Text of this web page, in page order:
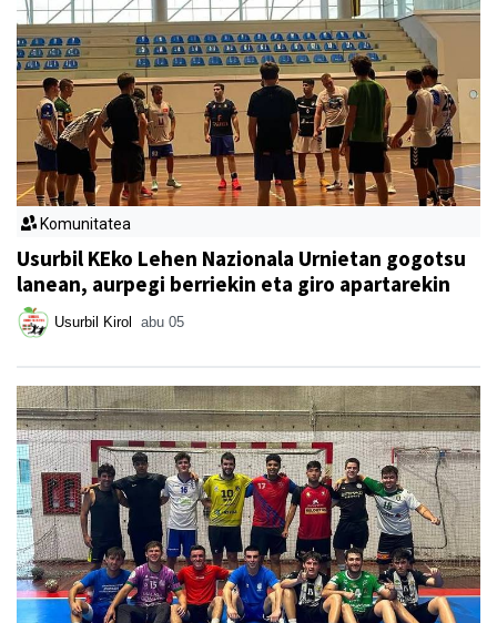
Komunitatea
Usurbil KEko Lehen Nazionala Urnietan gogotsu
lanean, aurpegi berriekin eta giro apartarekin
Usurbil Kirol abu 05